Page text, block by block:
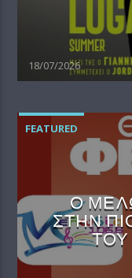
18/07/2026
FEATURED
Ο
ΣΤΗΝ
ΤΟΥ